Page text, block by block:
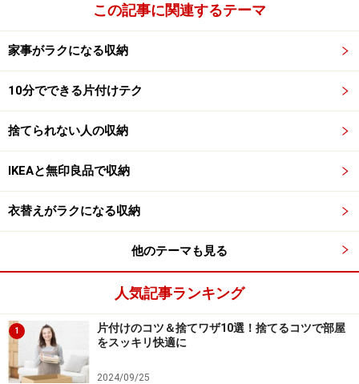
お茶を飲みたい時や来客の時に、無理のない姿勢でサッ
と取り出せてスマート。手早く支度ができて合理的で
す。
いないようでも、いっぱい入っている
形が不揃いな器は似たような大きさのものと一緒に重ねて収
納。隙間なく並べて収納量をアップ
引き出しの中段は和の器を中心に、同じ種類ごとにまと
めて収納。茶碗、汁椀、小鉢のように深さがあるもの
は、横に寝かせると安定するので、器同士がぶつかって
欠けるといった心配がありません。そして、「手前側に
はよく使うもの、奥のほうには来客やお正月といった特
別な時だけ使うものをしまう」といいそうです。
この記事に関連するテーマ
家事がラクになる収納
10分でできる片付けテク
捨てられない人の収納
IKEAと無印良品で収納
衣替えがラクになる収納
他のテーマも見る
人気記事ランキング
1
片付けのコツ＆捨てワザ10選！捨てるコツで部屋
をスッキリ快適に
2024/09/25